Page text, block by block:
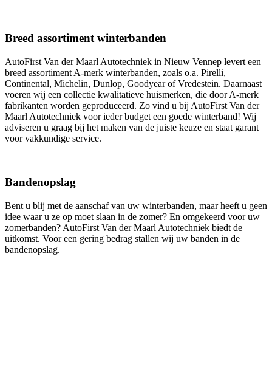
Breed assortiment winterbanden
AutoFirst Van der Maarl Autotechniek in Nieuw Vennep levert een
breed assortiment A-merk winterbanden, zoals o.a. Pirelli,
Continental, Michelin, Dunlop, Goodyear of Vredestein. Daarnaast
voeren wij een collectie kwalitatieve huismerken, die door A-merk
fabrikanten worden geproduceerd. Zo vind u bij AutoFirst Van der
Maarl Autotechniek voor ieder budget een goede winterband! Wij
adviseren u graag bij het maken van de juiste keuze en staat garant
voor vakkundige service.
Bandenopslag
Bent u blij met de aanschaf van uw winterbanden, maar heeft u geen
idee waar u ze op moet slaan in de zomer? En omgekeerd voor uw
zomerbanden? AutoFirst Van der Maarl Autotechniek biedt de
uitkomst. Voor een gering bedrag stallen wij uw banden in de
bandenopslag.